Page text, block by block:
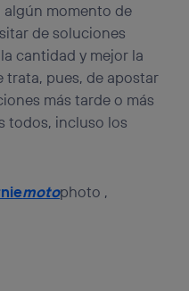
algún momento de
de soluciones
cantidad y mejor la
trata, pues, de apostar
más tarde o más
todos, incluso los
motophoto ,